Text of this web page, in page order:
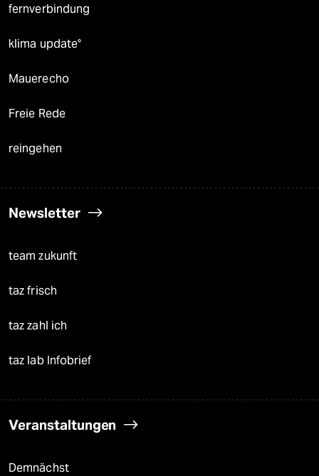
fernverbindung
klima update°
Mauerecho
Freie Rede
reingehen
Newsletter
team zukunft
taz frisch
taz zahl ich
taz lab Infobrief
Veranstaltungen
Demnächst